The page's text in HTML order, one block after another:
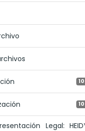
Legal: